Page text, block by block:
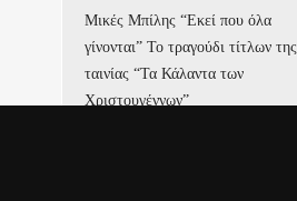
Μικές Μπίλης “Εκεί που όλα
γίνονται” Το τραγούδι τίτλων της
ταινίας “Τα Κάλαντα των
Χριστουγέννων”